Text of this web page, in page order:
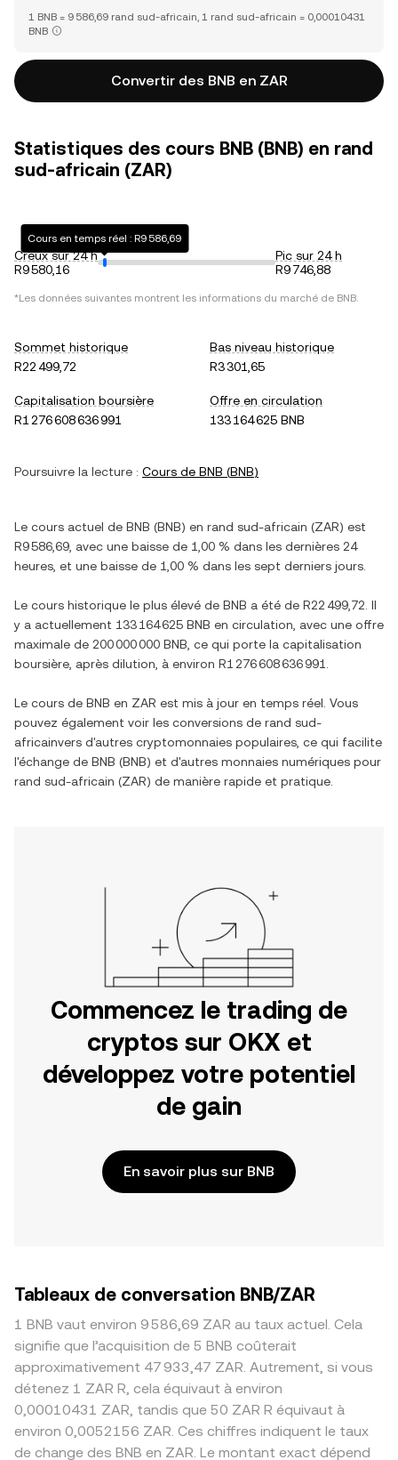
1 BNB = 9 586,69 rand sud-africain, 1 rand sud-africain = 0,00010431
BNB
Convertir des BNB en ZAR
Statistiques des cours BNB (BNB) en rand
sud-africain (ZAR)
Creux sur 24 h
R9 580,16
Cours en temps réel : R9 586,69
Pic sur 24 h
R9 746,88
*Les données suivantes montrent les informations du marché de BNB.
Sommet historique
R22 499,72
Bas niveau historique
R3 301,65
Capitalisation boursière
R1 276 608 636 991
Offre en circulation
133 164 625 BNB
Poursuivre la lecture : Cours de BNB (BNB)
Le cours actuel de BNB (BNB) en rand sud-africain (ZAR) est
R9 586,69 , avec une baisse de 1,00 % dans les dernières 24
heures, et une baisse de 1,00 % dans les sept derniers jours.
Le cours historique le plus élevé de BNB a été de R22 499,72 . Il
y a actuellement 133 164 625 BNB en circulation, avec une offre
maximale de 200 000 000 BNB , ce qui porte la capitalisation
boursière, après dilution, à environ R1 276 608 636 991
Le cours de BNB en ZAR est mis à jour en temps réel. Vous
pouvez également voir les conversions de rand sud-
africainvers d'autres cryptomonnaies populaires, ce qui facilite
l'échange de BNB (BNB) et d'autres monnaies numériques pour
rand sud-africain (ZAR) de manière rapide et pratique.
Commencez le trading de
cryptos sur OKX et
développez votre potentiel
de gain
En savoir plus sur BNB
Tableaux de conversation BNB/ZAR
1 BNB vaut environ 9 586,69 ZAR au taux actuel. Cela
signifie que l’acquisition de 5 BNB coûterait
approximativement 47 933,47 ZAR. Autrement, si vous
détenez 1 ZAR R, cela équivaut à environ
0,00010431 ZAR, tandis que 50 ZAR R équivaut à
environ 0,0052156 ZAR. Ces chiffres indiquent le taux
de change des BNB en ZAR. Le montant exact dépend